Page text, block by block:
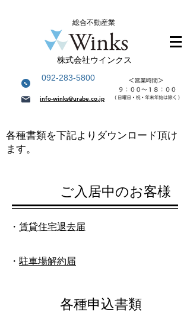
総合不動産業
株式会社ウインクス
092-283-5800
info-winks@urabe.co.jp
各種書類を下記よりダウンロード頂け
ます。
ご入居中のお客様
・ 賃貸住宅退去届
・駐車場解約届
​各種申込書類